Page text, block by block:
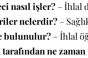
nasıl işler? – İhlal
nelerdir? –
bulunulur? – İhlal
ne